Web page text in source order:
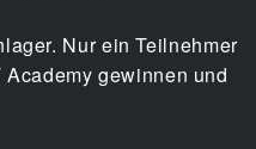
Nur ein Teilnehmer
gewinnen und